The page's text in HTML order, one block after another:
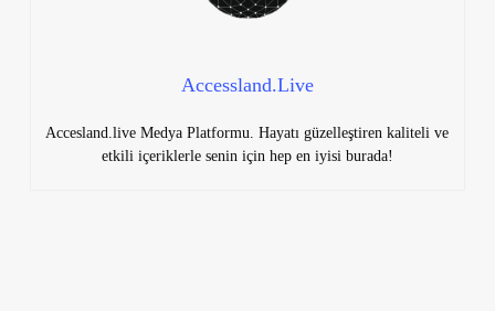
Accessland.Live
Accesland.live Medya Platformu. Hayatı güzelleştiren kaliteli ve
etkili içeriklerle senin için hep en iyisi burada!